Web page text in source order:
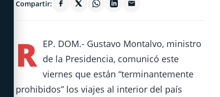
Compartir:
R EP. DOM.- Gustavo Montalvo, ministro
de la Presidencia, comunicó este
viernes que están “terminantemente
prohibidos” los viajes al interior del país